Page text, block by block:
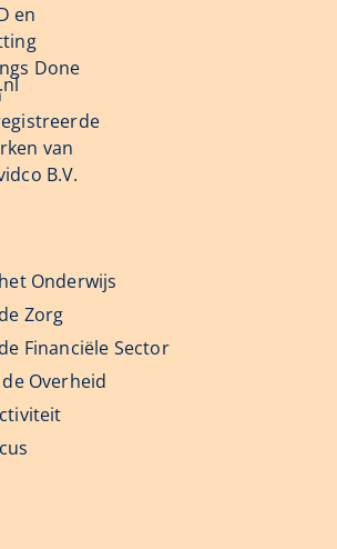
en
Done
van
B.V.
Onderwijs
Zorg
Financiële Sector
Overheid